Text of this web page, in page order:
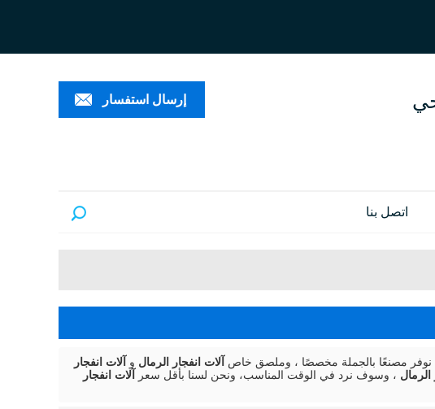
إرسال استفسار
اتصل بنا
نوفر مصنعًا بالجملة مخصصًا ، وملصق خاص آلات انفجار الرمال و آلات انفجار
الرمال ، وسوف نرد في الوقت المناسب، ونحن لسنا بأقل سعر
آلات انفجار